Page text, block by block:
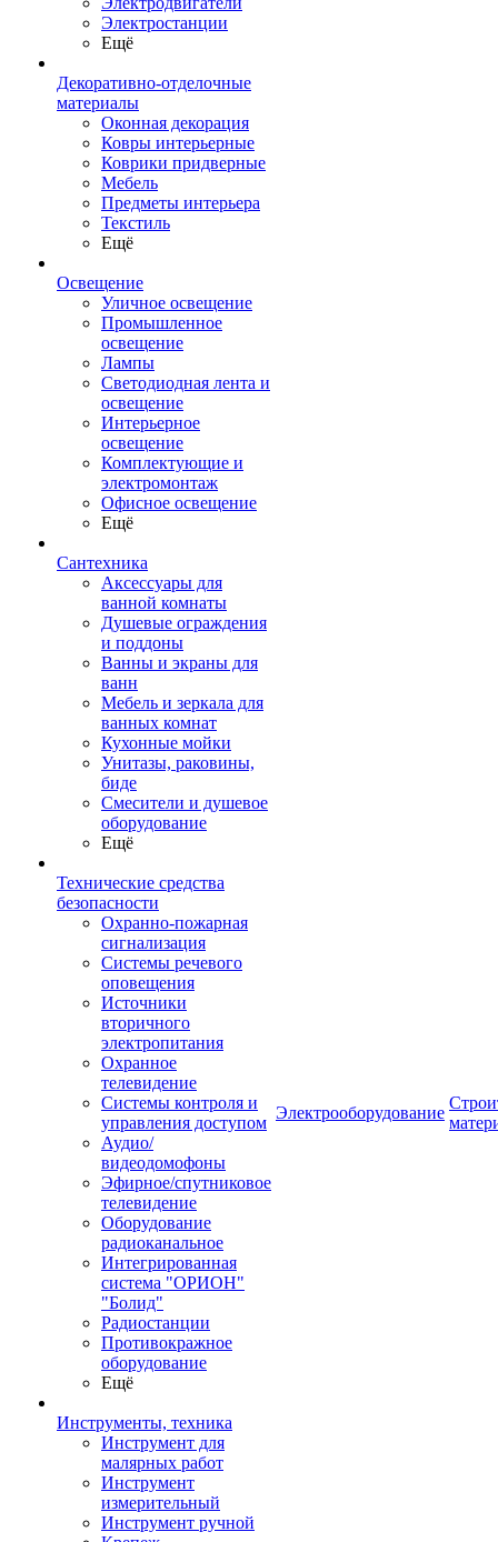
Электростанции
Ещё
Декоративно-отделочные
материалы
Оконная декорация
Ковры интерьерные
Коврики придверные
Мебель
Предметы интерьера
Текстиль
Ещё
Освещение
Уличное освещение
Промышленное
освещение
Лампы
Светодиодная лента и
освещение
Интерьерное
освещение
Комплектующие и
электромонтаж
Офисное освещение
Ещё
Сантехника
Аксессуары для
ванной комнаты
Душевые ограждения
и поддоны
Ванны и экраны для
ванн
Мебель и зеркала для
ванных комнат
Кухонные мойки
Унитазы, раковины,
биде
Смесители и душевое
оборудование
Ещё
Технические средства
безопасности
Охранно-пожарная
сигнализация
Системы речевого
оповещения
Источники
вторичного
электропитания
Охранное
телевидение
Системы контроля и
управления доступом
Аудио/
видеодомофоны
Эфирное/спутниковое
телевидение
Оборудование
радиоканальное
Интегрированная
система "ОРИОН"
"Болид"
Радиостанции
Противокражное
оборудование
Ещё
Инструменты, техника
Инструмент для
малярных работ
Инструмент
измерительный
Инструмент ручной
Электрооборудование